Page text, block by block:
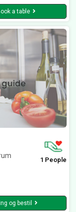
a table
1 People
og bestil